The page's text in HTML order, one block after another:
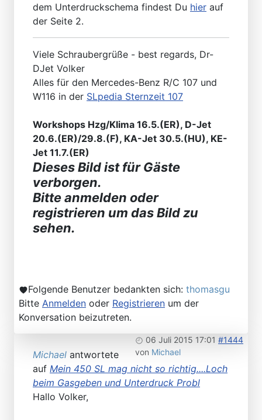
dem Unterdruckschema findest Du hier auf
der Seite 2.
Viele Schraubergrüße - best regards, Dr-
DJet Volker
Alles für den Mercedes-Benz R/C 107 und
W116 in der SLpedia Sternzeit 107
Workshops Hzg/Klima 16.5.(ER), D-Jet
20.6.(ER)/29.8.(F), KA-Jet 30.5.(HU), KE-
Jet 11.7.(ER)
Dieses Bild ist für Gäste
verborgen.
Bitte anmelden oder
registrieren um das Bild zu
sehen.
Folgende Benutzer bedankten sich: thomasgu
Bitte Anmelden oder Registrieren um der
Konversation beizutreten.
06 Juli 2015 17:01 #1444
von Michael
Michael antwortete
auf Mein 450 SL mag nicht so richtig....Loch
beim Gasgeben und Unterdruck Probl
Hallo Volker,